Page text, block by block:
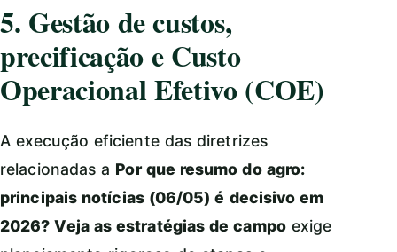
5. Gestão de custos,
precificação e Custo
Operacional Efetivo (COE)
A execução eficiente das diretrizes
relacionadas a Por que resumo do agro:
principais notícias (06/05) é decisivo em
2026? Veja as estratégias de campoexige